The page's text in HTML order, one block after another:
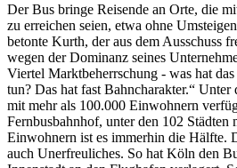
Der Bus bringe Reisende an Orte, die
zu erreichen seien, etwa ohne
betonte Kurth, der aus dem Ausschuss
wegen der Dominanz seines
Viertel Marktbeherrschung - was hat
tun? Das hat fast Bahncharakter.“ Unter
mit mehr als 100.000 Einwohnern
Fernbusbahnhof, unter den 102 Städten
Einwohnern ist es immerhin die Hälfte.
auch Unerfreuliches. So hat Köln den